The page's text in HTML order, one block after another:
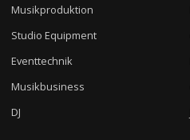
Musikproduktion
Studio Equipment
Eventtechnik
Musikbusiness
DJ